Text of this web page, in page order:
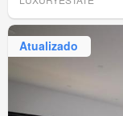
Atualizado